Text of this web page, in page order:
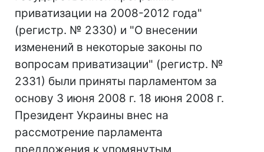
приватизации на 2008-2012 года"
(регистр. № 2330) и "О внесении
изменений в некоторые законы по
вопросам приватизации" (регистр. №
2331) были приняты парламентом за
основу 3 июня 2008 г. 18 июня 2008 г.
Президент Украины внес на
рассмотрение парламента